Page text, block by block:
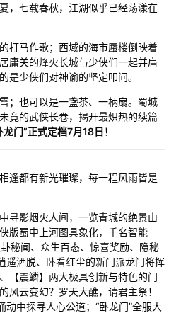
，七载春秋，江湖似乎已经荡漾在
打马作歌；西域的海市蜃楼倒映着
庸关的烽火长城与少侠们一起并肩
是少侠们对神谕的坚定叩问。
；也可以是一盏茶、一柄扇。蜀城
竟的武侠长卷，揭开最炽热的续篇
门”正式定档7月18日 ！
逢都有新光璀璨，每一程风雨皆是
寻影烟火人间，一览青城的绝景山
版蜀中上河图具象化，千名智能
秘闻、众生百态、惊喜奖励、隐秘
洒脱、卧看红尘的新门派龙门将挥
【震鳞】两大极具创新与特色的门
风云变幻？罗天大醮，请君主祭！
动中探寻人心公道；“卧龙门”全服大